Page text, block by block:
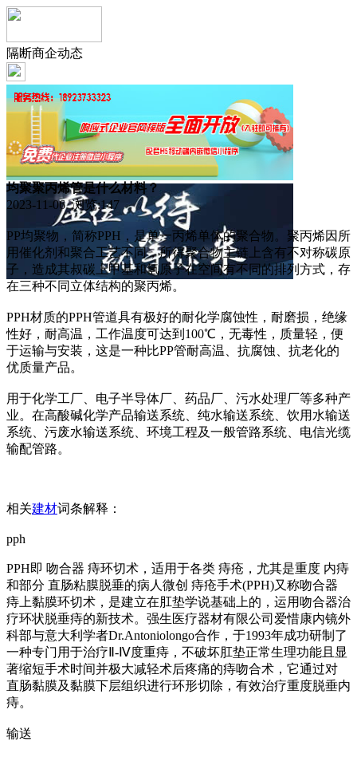
隔断商企动态
均聚聚丙烯管是什么材料？
2023-11-06 浏览:147
PP均聚物，简称PPH，是单一丙烯单体的聚合物。聚丙烯因所
用催化剂和聚合工艺不同，所得聚合物主链上含有不对称碳原
子，造成其叔碳上甲基和氢原子在空间有不同的排列方式，存
在三种不同立体结构的聚丙烯。
PPH材质的PPH管道具有极好的耐化学腐蚀性，耐磨损，绝缘
性好，耐高温，工作温度可达到100℃，无毒性，质量轻，便
于运输与安装，这是一种比PP管耐高温、抗腐蚀、抗老化的
优质量产品。
用于化学工厂、电子半导体厂、药品厂、污水处理厂等多种产
业。在高酸碱化学产品输送系统、纯水输送系统、饮用水输送
系统、污废水输送系统、环境工程及一般管路系统、电信光缆
输配管路。
相关建材词条解释：
pph
PPH即 吻合器 痔环切术，适用于各类 痔疮，尤其是重度 内痔
和部分 直肠粘膜脱垂的病人微创 痔疮手术(PPH)又称吻合器
痔上黏膜环切术，是建立在肛垫学说基础上的，运用吻合器治
疗环状脱垂痔的新技术。强生医疗器材有限公司爱惜康内镜外
科部与意大利学者Dr.Antoniolongo合作，于1993年成功研制了
一种专门用于治疗Ⅱ-Ⅳ度重痔，不破坏肛垫正常生理功能且显
著缩短手术时间并极大减轻术后疼痛的痔吻合术，它通过对
直肠黏膜及黏膜下层组织进行环形切除，有效治疗重度脱垂内
痔。
输送